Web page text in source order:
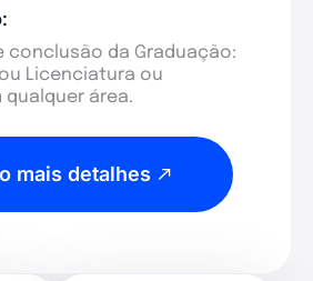
conclusão da Graduação:
Licenciatura ou
qualquer área.
mais detalhes